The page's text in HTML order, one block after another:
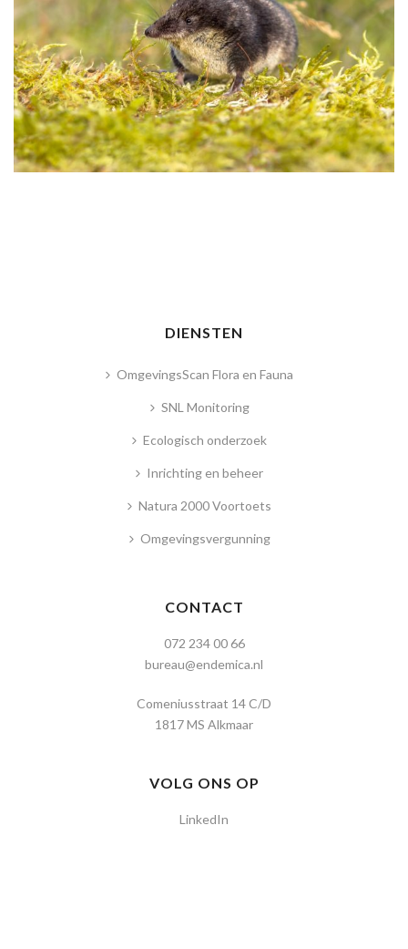
DIENSTEN
OmgevingsScan Flora en Fauna
SNL Monitoring
Ecologisch onderzoek
Inrichting en beheer
Natura 2000 Voortoets
Omgevingsvergunning
CONTACT
072 234 00 66
bureau@endemica.nl
Comeniusstraat 14 C/D
1817 MS Alkmaar
VOLG ONS OP
LinkedIn